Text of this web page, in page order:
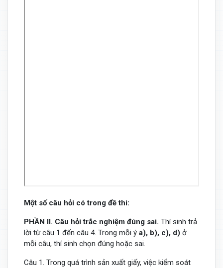
Một số câu hỏi có trong đề thi:
PHẦN II. Câu hỏi trắc nghiệm đúng sai. Thí sinh trả
lời từ câu 1 đến câu 4. Trong mỗi ý a), b), c), d) ở
mỗi câu, thí sinh chọn đúng hoặc sai.
Câu 1. Trong quá trình sản xuất giấy, việc kiểm soát